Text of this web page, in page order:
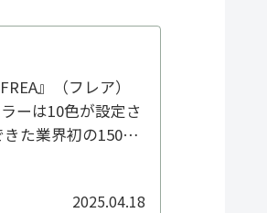
』（フレア）
ーは10色が設定さ
た業界初の150回
2025.04.18